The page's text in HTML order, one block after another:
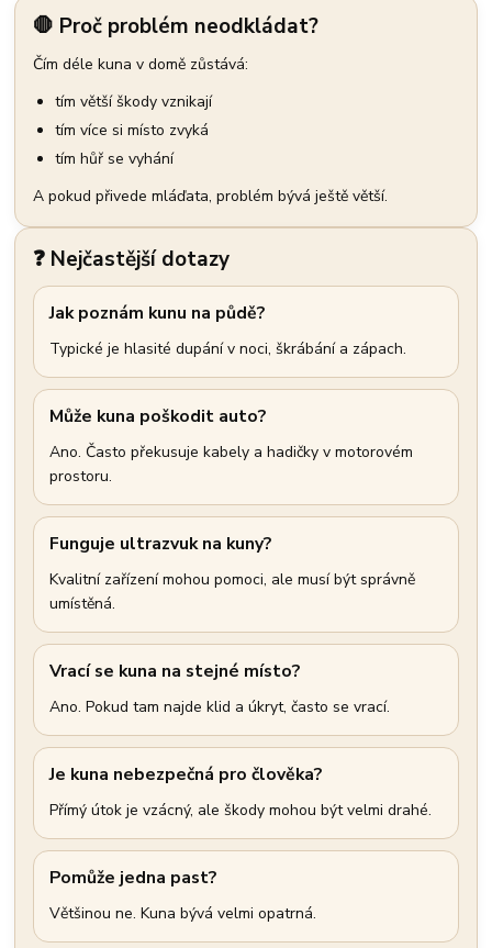
🛑 Proč problém neodkládat?
Čím déle kuna v domě zůstává:
tím větší škody vznikají
tím více si místo zvyká
tím hůř se vyhání
A pokud přivede mláďata, problém bývá ještě větší.
❓ Nejčastější dotazy
Jak poznám kunu na půdě?
Typické je hlasité dupání v noci, škrábání a zápach.
Může kuna poškodit auto?
Ano. Často překusuje kabely a hadičky v motorovém
prostoru.
Funguje ultrazvuk na kuny?
Kvalitní zařízení mohou pomoci, ale musí být správně
umístěná.
Vrací se kuna na stejné místo?
Ano. Pokud tam najde klid a úkryt, často se vrací.
Je kuna nebezpečná pro člověka?
Přímý útok je vzácný, ale škody mohou být velmi drahé.
Pomůže jedna past?
Většinou ne. Kuna bývá velmi opatrná.